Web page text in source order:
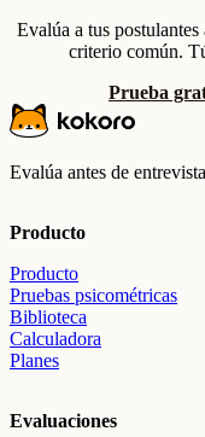
Evalúa a tus
criterio común.
Prueba
Evalúa antes de
Producto
Producto
Pruebas psicométricas
Biblioteca
Calculadora
Planes
Evaluaciones